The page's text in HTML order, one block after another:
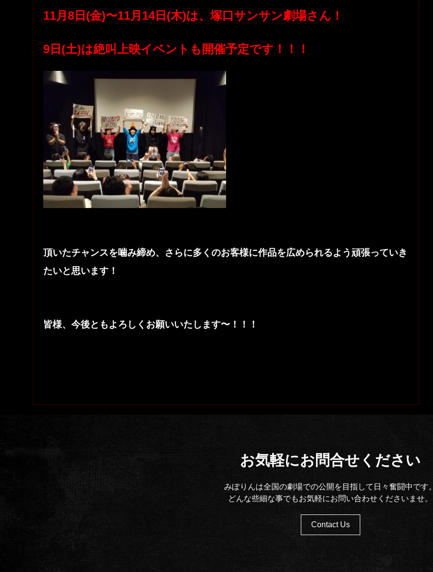
11月8日(金)〜11月14日(木)は、塚口サンサン劇場さん！
9日(土)は絶叫上映イベントも開催予定です！！！
頂いたチャンスを噛み締め、さらに多くのお客様に作品を広められるよう頑張っていき
たいと思います！
皆様、今後ともよろしくお願いいたします〜！！！
お気軽にお問合せください
みぽりんは全国の劇場での公開を目指して日々奮闘中です。
どんな些細な事でもお気軽にお問い合わせくださいませ。
Contact Us